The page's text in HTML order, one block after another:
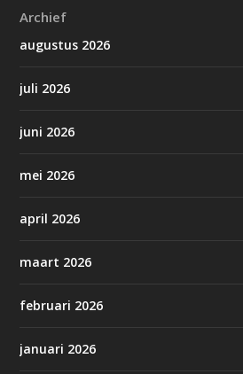
Archief
augustus 2026
juli 2026
juni 2026
mei 2026
april 2026
maart 2026
februari 2026
januari 2026